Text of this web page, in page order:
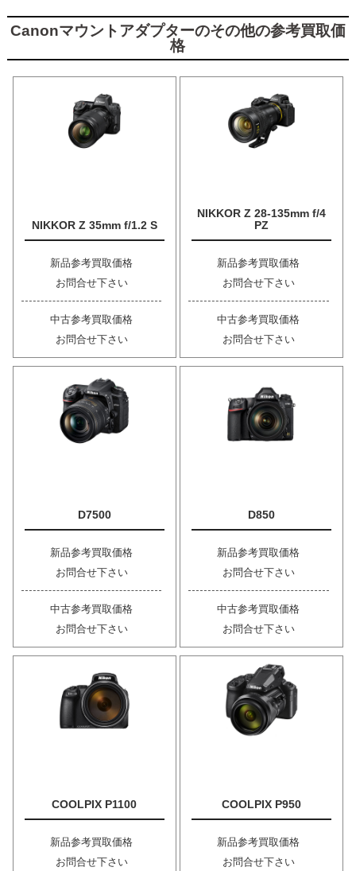
Canonマウントアダプターのその他の参考買取価
格
NIKKOR Z 35mm f/1.2 S
新品参考買取価格
お問合せ下さい
中古参考買取価格
お問合せ下さい
NIKKOR Z 28-135mm f/4
PZ
新品参考買取価格
お問合せ下さい
中古参考買取価格
お問合せ下さい
D7500
新品参考買取価格
お問合せ下さい
中古参考買取価格
お問合せ下さい
D850
新品参考買取価格
お問合せ下さい
中古参考買取価格
お問合せ下さい
COOLPIX P1100
新品参考買取価格
お問合せ下さい
COOLPIX P950
新品参考買取価格
お問合せ下さい